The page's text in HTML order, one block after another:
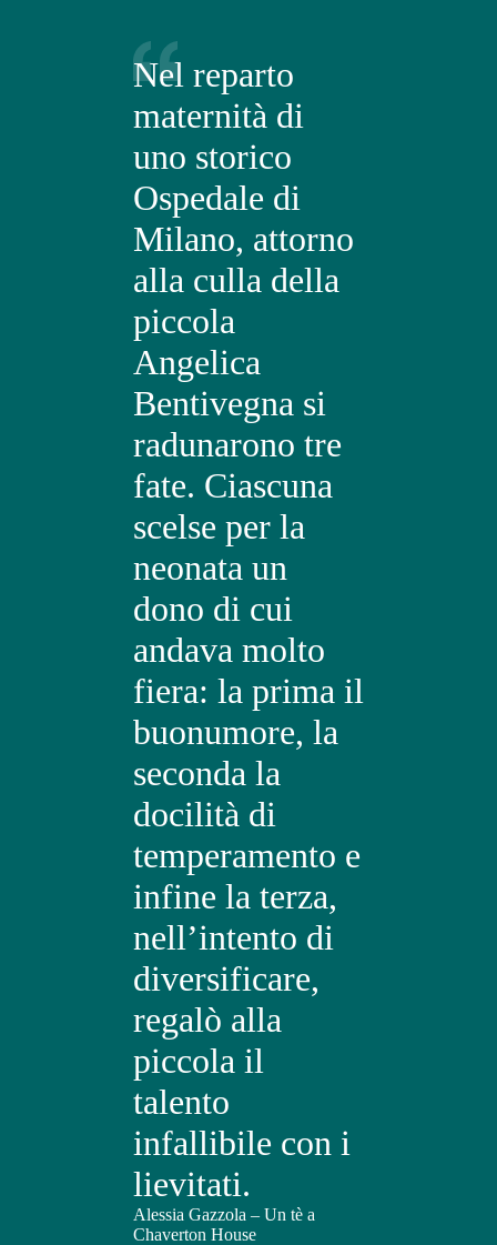
Nel reparto
maternità di
uno storico
Ospedale di
Milano, attorno
alla culla della
piccola
Angelica
Bentivegna si
radunarono tre
fate. Ciascuna
scelse per la
neonata un
dono di cui
andava molto
fiera: la prima il
buonumore, la
seconda la
docilità di
temperamento e
infine la terza,
nell’intento di
diversificare,
regalò alla
piccola il
talento
infallibile con i
lievitati.
Alessia Gazzola – Un tè a
Chaverton House